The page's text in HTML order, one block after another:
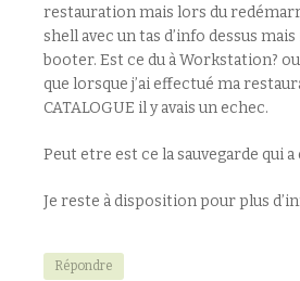
restauration mais lors du
shell avec un tas d’info dessus
booter. Est ce du à Workstation?
que lorsque j’ai effectué ma
CATALOGUE il y avais un echec.
Peut etre est ce la sauvegarde qui
Je reste à disposition pour plus
Répondre